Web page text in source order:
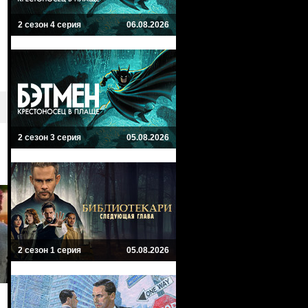
2 сезон 4 серия 06.08.2026
2 сезон 3 серия 05.08.2026
2 сезон 1 серия 05.08.2026